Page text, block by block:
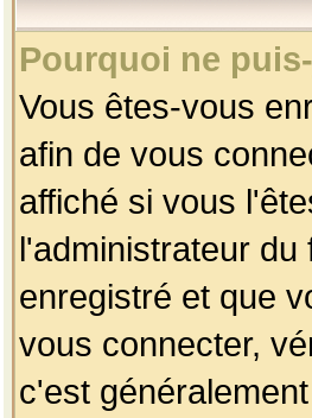
Pourquoi ne
Vous êtes-vous
afin de vous
affiché si vous
l'administrateur
enregistré et que
vous connecter,
c'est